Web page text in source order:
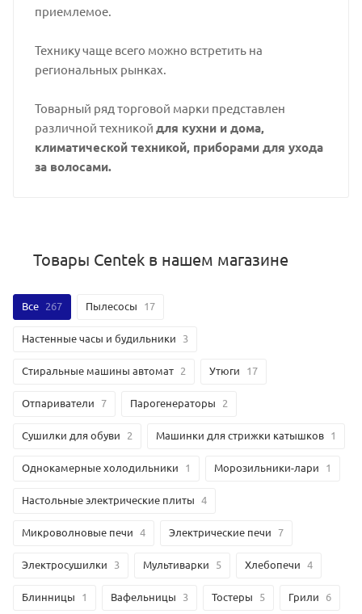
приемлемое.
Технику чаще всего можно встретить на
региональных рынках.
Товарный ряд торговой марки представлен
различной техникой для кухни и дома,
климатической техникой, приборами для ухода
за волосами.
Товары Centek в нашем магазине
Все 267 Пылесосы 17
Настенные часы и будильники 3
Стиральные машины автомат 2 Утюги 17
Отпариватели 7 Парогенераторы 2
Сушилки для обуви 2 Машинки для стрижки катышков 1
Однокамерные холодильники 1 Морозильники-лари 1
Настольные электрические плиты 4
Микроволновые печи 4 Электрические печи 7
Электросушилки 3 Мультиварки 5 Хлебопечи 4
Блинницы 1 Вафельницы 3 Тостеры 5 Грили 6